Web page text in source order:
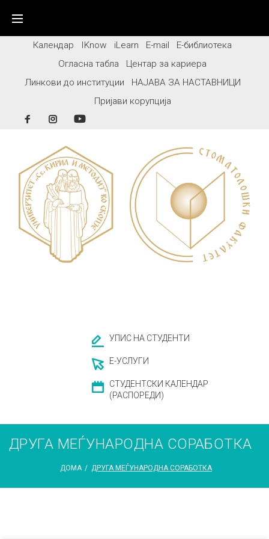
contentКалендар IKnow iLearn E-mail
Е-библиотека
Огласна табла
Центар за кариера
Линкови до институции
НАЈАВА ЗА НАСТАВНИЦИ
Пријави корупција
FacebookInstagram
УПИС НА СТУДЕНТИ
Е-УСЛУГИ
СТУДЕНТСКИ КАЛЕНДАР
(РАСПОРЕДИ)
ДРУГА МЕЃУНАРОДНА СОРАБОТКА
ДОМА / ДРУГА МЕЃУНАРОДНА СОРАБОТКА